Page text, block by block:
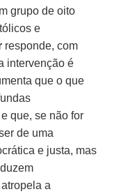
grupo de oito
e
responde, com
intervenção é
que o que
que, se não for
de uma
e justa, mas
a